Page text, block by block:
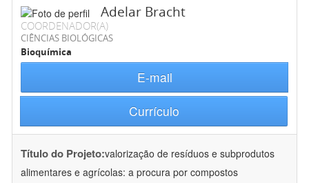
Adelar Bracht
COORDENADOR(A)
CIÊNCIAS BIOLÓGICAS
Bioquímica
E-mail
Currículo
Título do Projeto:valorização de resíduos e subprodutos
alimentares e agrícolas: a procura por compostos